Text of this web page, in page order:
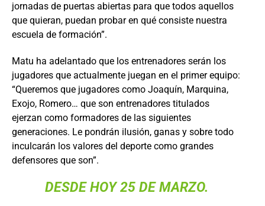
jornadas de puertas abiertas para que todos aquellos
que quieran, puedan probar en qué consiste nuestra
escuela de formación”.
Matu ha adelantado que los entrenadores serán los
jugadores que actualmente juegan en el primer equipo:
“Queremos que jugadores como Joaquín, Marquina,
Exojo, Romero… que son entrenadores titulados
ejerzan como formadores de las siguientes
generaciones. Le pondrán ilusión, ganas y sobre todo
inculcarán los valores del deporte como grandes
defensores que son”.
DESDE HOY 25 DE MARZO.